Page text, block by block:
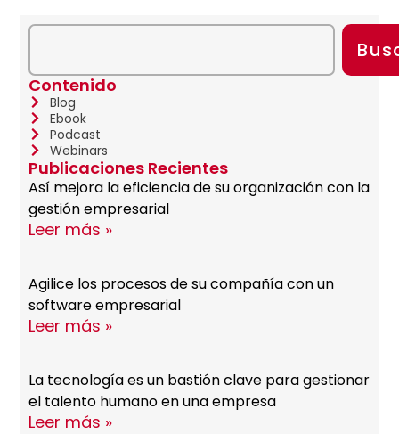
Contenido
Blog
Ebook
Podcast
Webinars
Publicaciones Recientes
Así mejora la eficiencia de su organización con la
gestión empresarial
Leer más »
Agilice los procesos de su compañía con un
software empresarial
Leer más »
La tecnología es un bastión clave para gestionar
el talento humano en una empresa
Leer más »